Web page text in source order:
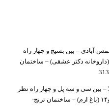
شمس آبادی – بین بسیج و چهار راه
دکتر عشقی) – ساختمان
بالا – بین سی و سه پل و چهار راه نظر
– بین کوچه ۱۲ (باغ زرشک) و۱۴ (باغ ارم) – ساختمان ترنج-